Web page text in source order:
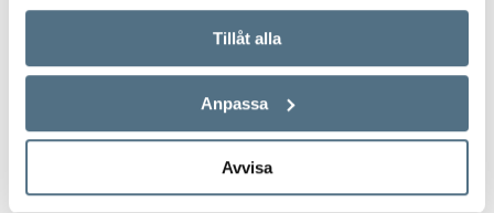
Tillåt alla
Anpassa
Avvisa
Saga
Emma
Wilma
Pojkar